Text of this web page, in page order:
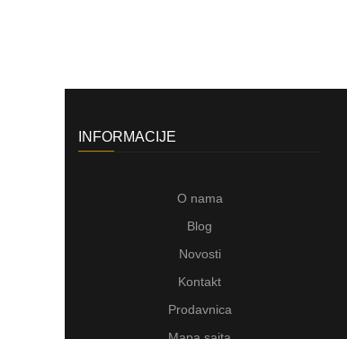
INFORMACIJE
O nama
Blog
Novosti
Kontakt
Prodavnica